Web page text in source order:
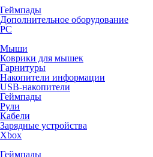
Геймпады
Дополнительное оборудование
PC
Мыши
Коврики для мышек
Гарнитуры
Накопители информации
USB-накопители
Геймпады
Рули
Кабели
Зарядные устройства
Xbox
Геймпады